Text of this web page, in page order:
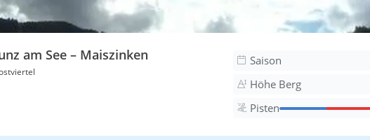
am See – Maiszinken Saison
Höhe Berg
Pisten